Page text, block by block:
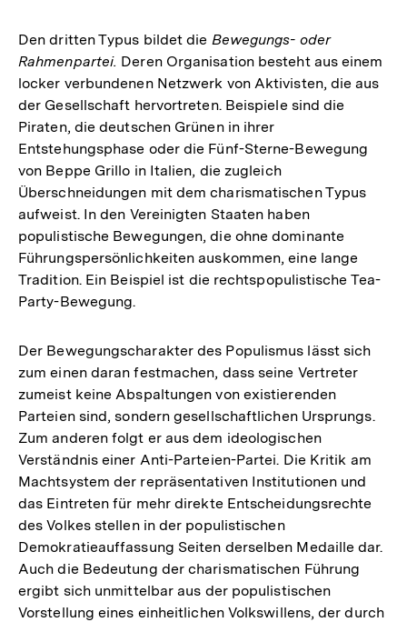
Den dritten Typus bildet die Bewegungs- oder
Rahmenpartei. Deren Organisation besteht aus einem
locker verbundenen Netzwerk von Aktivisten, die aus
der Gesellschaft hervortreten. Beispiele sind die
Piraten, die deutschen Grünen in ihrer
Entstehungsphase oder die Fünf-Sterne-Bewegung
von Beppe Grillo in Italien, die zugleich
Überschneidungen mit dem charismatischen Typus
aufweist. In den Vereinigten Staaten haben
populistische Bewegungen, die ohne dominante
Führungspersönlichkeiten auskommen, eine lange
Tradition. Ein Beispiel ist die rechtspopulistische Tea-
Party-Bewegung.
Der Bewegungscharakter des Populismus lässt sich
zum einen daran festmachen, dass seine Vertreter
zumeist keine Abspaltungen von existierenden
Parteien sind, sondern gesellschaftlichen Ursprungs.
Zum anderen folgt er aus dem ideologischen
Verständnis einer Anti-Parteien-Partei. Die Kritik am
Machtsystem der repräsentativen Institutionen und
das Eintreten für mehr direkte Entscheidungsrechte
des Volkes stellen in der populistischen
Demokratieauffassung Seiten derselben Medaille dar.
Auch die Bedeutung der charismatischen Führung
ergibt sich unmittelbar aus der populistischen
Vorstellung eines einheitlichen Volkswillens, der durch